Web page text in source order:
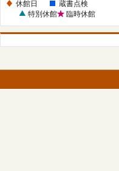
日
休館日
蔵書点検
特別休館
臨時休館